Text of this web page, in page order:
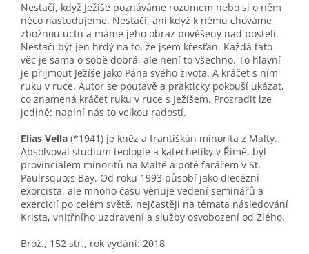
Nestačí, když Ježíše poznáváme rozumem nebo si o něm
něco nastudujeme. Nestačí, ani když k němu chováme
zbožnou úctu a máme jeho obraz pověšený nad postelí.
Nestačí být jen hrdý na to, že jsem křesťan. Každá tato
věc je sama o sobě dobrá, ale není to všechno. To hlavní
je přijmout Ježíše jako Pána svého života. A kráčet s ním
ruku v ruce. Autor se poutavě a prakticky pokouší ukázat,
co znamená kráčet ruku v ruce s Ježíšem. Prozradit lze
jediné: naplní nás to velkou radostí.
Elias Vella (*1941) je kněz a františkán minorita z Malty.
Absolvoval studium teologie a katechetiky v Římě, byl
provinciálem minoritů na Maltě a poté farářem v St.
Paulrsquo;s Bay. Od roku 1993 působí jako diecézní
exorcista, ale mnoho času věnuje vedení seminářů a
exercicií po celém světě, nejčastěji na témata následování
Krista, vnitřního uzdravení a služby osvobození od Zlého.
Brož., 152 str., rok vydání: 2018